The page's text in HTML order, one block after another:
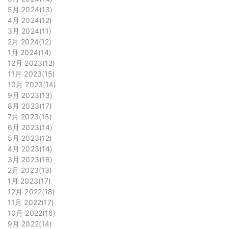
5月 2024 13
4月 2024 12
3月 2024 11
2月 2024 12
1月 2024 14
12月 2023 12
11月 2023 15
10月 2023 14
9月 2023 13
8月 2023 17
7月 2023 15
6月 2023 14
5月 2023 12
4月 2023 14
3月 2023 16
2月 2023 13
1月 2023 17
12月 2022 18
11月 2022 17
10月 2022 16
9月 2022 14